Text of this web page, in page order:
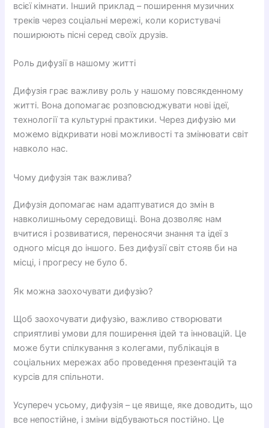
всієї кімнати. Інший приклад – поширення музичних
треків через соціальні мережі, коли користувачі
поширюють пісні серед своїх друзів.
Роль дифузії в нашому житті
Дифузія грає важливу роль у нашому повсякденному
житті. Вона допомагає розповсюджувати нові ідеї,
технології та культурні практики. Через дифузію ми
можемо відкривати нові можливості та змінювати світ
навколо нас.
Чому дифузія так важлива?
Дифузія допомагає нам адаптуватися до змін в
навколишньому середовищі. Вона дозволяє нам
вчитися і розвиватися, переносячи знання та ідеї з
одного місця до іншого. Без дифузії світ стояв би на
місці, і прогресу не було б.
Як можна заохочувати дифузію?
Щоб заохочувати дифузію, важливо створювати
сприятливі умови для поширення ідей та інновацій. Це
може бути спілкування з колегами, публікація в
соціальних мережах або проведення презентацій та
курсів для спільноти.
Усупереч усьому, дифузія – це явище, яке доводить, що
все непостійне, і зміни відбуваються постійно. Це